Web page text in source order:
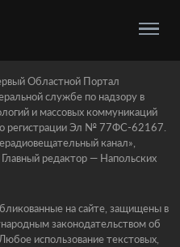
Областной Портал
службе по надзору в
и массовых коммуникаций
регистрации Эл № 77ФС-62167.
канал»,
редактор — Напольских
на сайте, защищены в
законодательством об
использование текстовых,